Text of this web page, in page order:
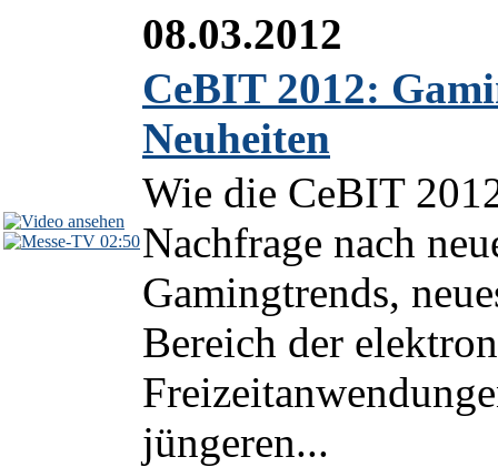
02:50
08.03.2012
CeBIT 2012:
Neuheiten
Wie die CeBIT
Nachfrage nach
Gamingtrends,
Bereich der
jüngeren...